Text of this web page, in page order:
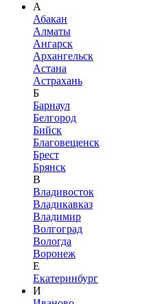
А
Абакан
Алматы
Ангарск
Архангельск
Астана
Астрахань
Б
Барнаул
Белгород
Бийск
Благовещенск
Брест
Брянск
В
Владивосток
Владикавказ
Владимир
Волгоград
Вологда
Воронеж
Е
Екатеринбург
И